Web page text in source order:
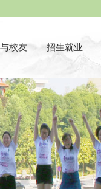
校友 招生就业